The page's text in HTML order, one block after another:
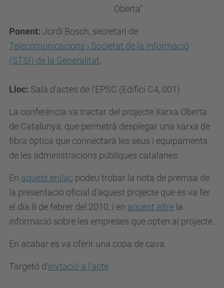
Oberta"
Ponent: Jordi Bosch, secretari de
Telecomunicacions i Societat de la Informació
(STSI) de la Generalitat
Lloc: Sala d'actes de l'EPSC (Edifici C4, 001)
La conferència va tractar del projecte Xarxa Oberta
de Catalunya, que permetrà desplegar una xarxa de
fibra òptica que connectarà les seus i equipaments
de les administracions públiques catalanes.
En aquest enllaç podeu trobar la nota de premsa de
la presentació oficial d'aquest projecte que es va fer
el dia 8 de febrer del 2010, i en aquest altre la
informació sobre les empreses que opten al projecte.
En acabar es va oferir una copa de cava.
Targetó d'invtació a l'acte